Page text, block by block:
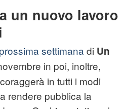
un nuovo lavoro
settimana di Un
in poi, inoltre,
in tutti i modi
rendere pubblica la